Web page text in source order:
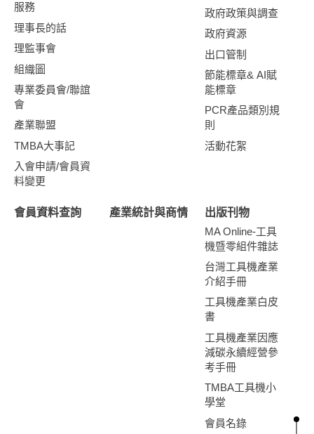
服務
理事長的話
理監事會
組織圖
專業委員會/聯誼
會
產業聯盟
TMBA大事記
入會申請/會員資
料變更
政府政策與調查
政府資源
出口管制
節能標章& AI賦
能標章
PCR產品類別規
則
活動花絮
會員資料查詢 產業統計與商情
出版刊物
MA Online-工具
機暨零組件雜誌
台灣工具機產業
介紹手冊
工具機產業白皮
書
工具機產業因應
減碳永續經營參
考手冊
TMBA工具機小
學堂
會員名錄